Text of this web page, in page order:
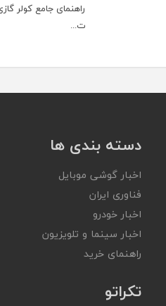
ت...
دسته بندی ها
اخبار گوشی موبایل
فناوری ایران
اخبار خودرو
اخبار سینما و تلویزیون
راهنمای خرید
تکراتو